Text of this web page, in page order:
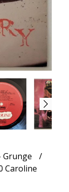
Grunge
Caroline